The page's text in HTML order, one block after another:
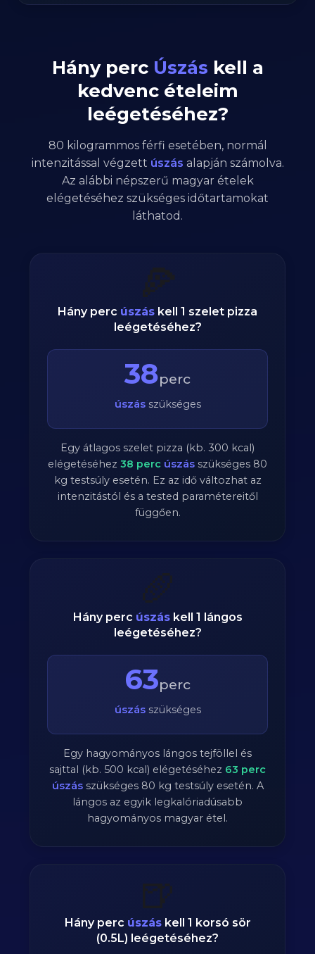
Hány perc Úszás kell a
kedvenc ételeim
leégetéséhez?
80 kilogrammos férfi esetében, normál
intenzitással végzett úszás alapján számolva.
Az alábbi népszerű magyar ételek
elégetéséhez szükséges időtartamokat
láthatod.
🍕
Hány perc úszás kell 1 szelet pizza
leégetéséhez?
38perc
úszásszükséges
Egy átlagos szelet pizza (kb. 300 kcal)
elégetéséhez 38 perc úszás szükséges 80
kg testsúly esetén. Ez az idő változhat az
intenzitástól és a tested paramétereitől
függően.
🥖
Hány perc úszáskell 1 lángos
leégetéséhez?
63perc
úszásszükséges
Egy hagyományos lángos tejföllel és
sajttal (kb. 500 kcal) elégetéséhez 63 perc
úszásszükséges 80 kg testsúly esetén. A
lángos az egyik legkalóriadúsabb
hagyományos magyar étel.
🍺
Hány perc úszáskell 1 korsó sör
(0.5L) leégetéséhez?